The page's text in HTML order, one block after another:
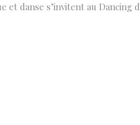
et danse s’invitent au Dancing